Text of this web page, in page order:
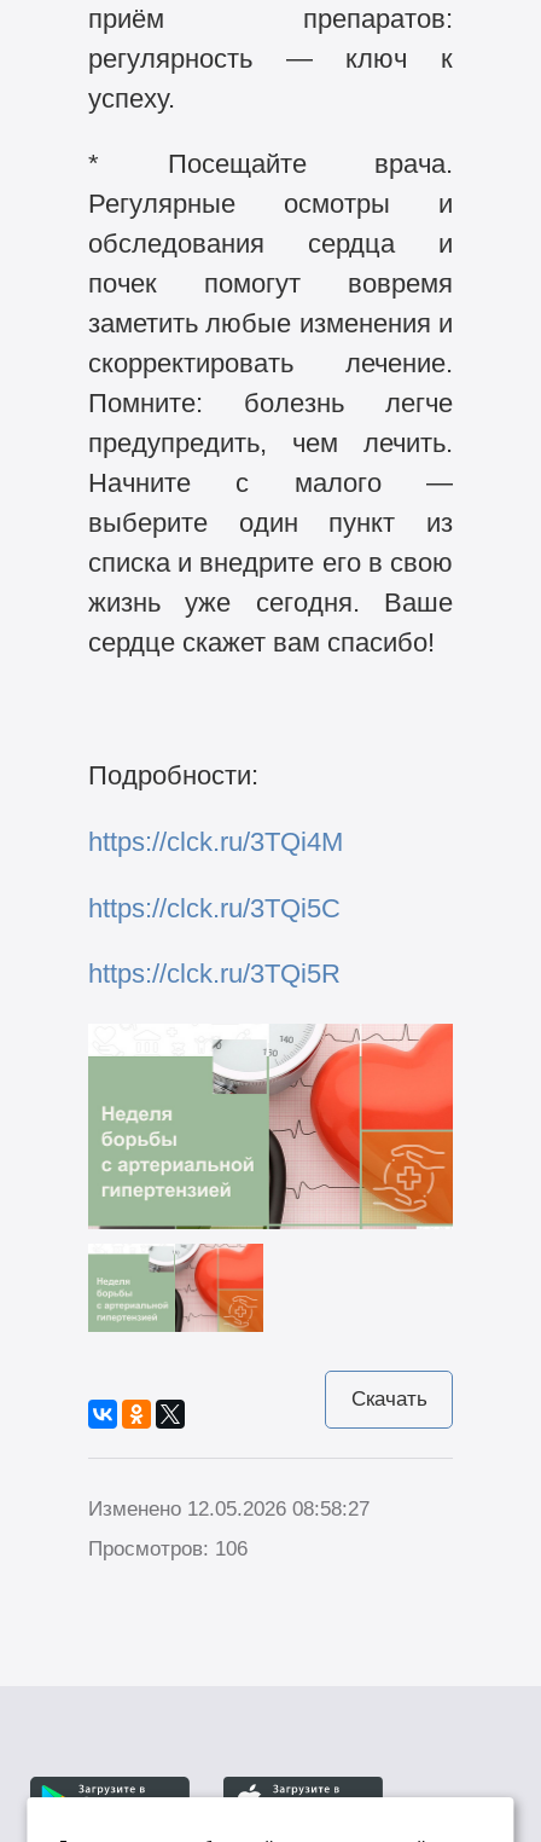
приём препаратов:
регулярность — ключ к
успеху.
* Посещайте врача.
Регулярные осмотры и
обследования сердца и
почек помогут вовремя
заметить любые изменения и
скорректировать лечение.
Помните: болезнь легче
предупредить, чем лечить.
Начните с малого —
выберите один пункт из
списка и внедрите его в свою
жизнь уже сегодня. Ваше
сердце скажет вам спасибо!
Подробности:
https://clck.ru/3TQi4M
https://clck.ru/3TQi5C
https://clck.ru/3TQi5R
Скачать
Изменено 12.05.2026 08:58:27
Просмотров: 106